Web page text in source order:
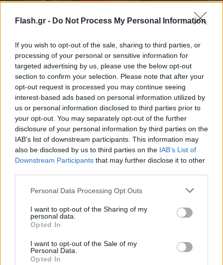
Flash.gr - Do Not Process My Personal Information
If you wish to opt-out of the sale, sharing to third parties, or
processing of your personal or sensitive information for
targeted advertising by us, please use the below opt-out
section to confirm your selection. Please note that after your
opt-out request is processed you may continue seeing
interest-based ads based on personal information utilized by
us or personal information disclosed to third parties prior to
your opt-out. You may separately opt-out of the further
disclosure of your personal information by third parties on the
IAB’s list of downstream participants. This information may
also be disclosed by us to third parties on the IAB’s List of
Downstream Participants that may further disclose it to other
Please note that this website/app uses one or more Google
not limited to your visit or usage behaviour. You may click to
grant or deny consent to Google and its third-party tags to
use your data for below specified purposes in below Google
consent section.
Personal Data Processing Opt Outs
I want to opt-out of the Sharing of my
personal data.
Opted In
I want to opt-out of the Sale of my
Personal Data.
Opted In
Χειμερινές εκπτώσεις: Έως 70% οι μειώσεις –
Συγκρατημένες οι προσδοκίες της αγοράς
σπεύδουν από νωρίς στα καταστήματα για προσφορές έως και
70%. Οι έμποροι, ωστόσο, κρατούν χαμηλά τον πήχη, λόγω
περιορισμένης αγοραστικής δύναμης.
12.01.2026 13:44
Κέμμος
«Ερμού» τέλος: Αυτός είναι ο μεγαλύτερος
εμπορικός πεζόδρομος– Και δεν είναι στο κέντρο
της Αθήνας